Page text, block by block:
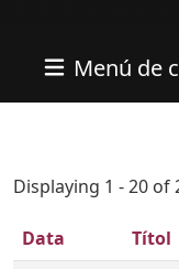
Menú de
Displaying 1 - 20 of
Data Títol